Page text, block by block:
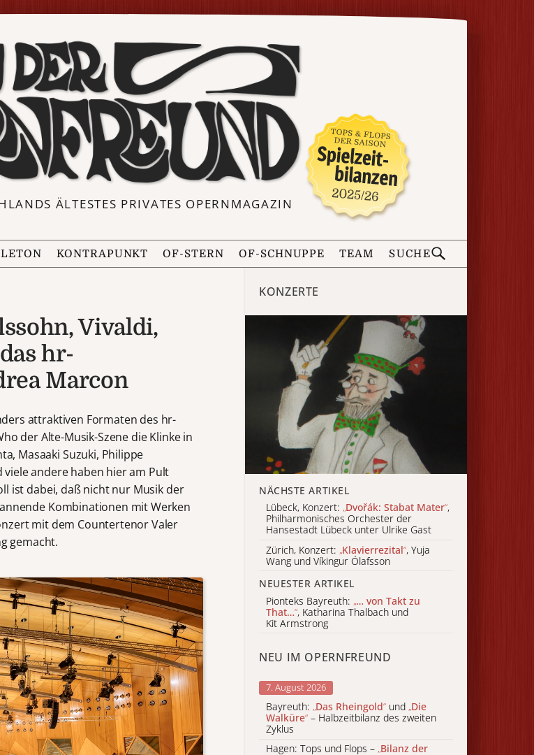
ÄLTESTES PRIVATES OPERNMAGAZIN
KONTRAPUNKT OF-STERN OF-SCHNUPPE TEAM SUCHE
Vivaldi,
hr-
Marcon
attraktiven Formaten des hr-
der Alte-Musik-Szene die Klinke in
Masaaki Suzuki, Philippe
viele andere haben hier am Pult
ist dabei, daß nicht nur Musik der
Kombinationen mit Werken
mit dem Countertenor Valer
gemacht.
KONZERTE
NÄCHSTE ARTIKEL
Lübeck, Konzert: „Dvořák: Stabat Mater“,
Philharmonisches Orchester der
Hansestadt Lübeck unter Ulrike Gast
Zürich, Konzert: „Klavierrezital“, Yuja
Wang und Víkingur Ólafsson
NEUESTER ARTIKEL
Pionteks Bayreuth: „… von Takt zu
That…“, Katharina Thalbach und
Kit Armstrong
NEU IM OPERNFREUND
7. August 2026
Bayreuth: „Das Rheingold“ und „Die
Walküre“ – Halbzeitbilanz des zweiten
Zyklus
Hagen: Tops und Flops – „Bilanz der